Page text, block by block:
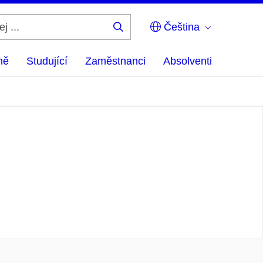
Čeština
Studující Zaměstnanci Absolventi